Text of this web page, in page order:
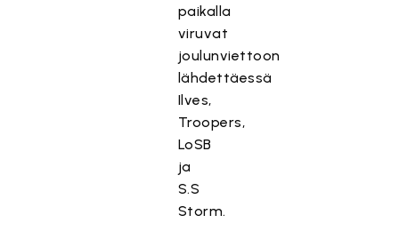
paikalla
viruvat
joulunviettoon
lähdettäessä
Ilves,
Troopers,
LoSB
ja
S.S
Storm.